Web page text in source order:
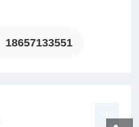
18657133551